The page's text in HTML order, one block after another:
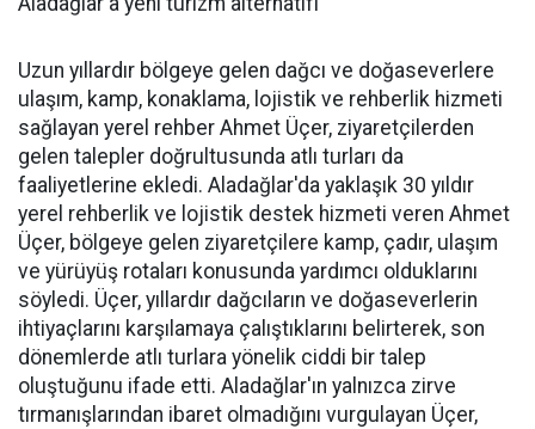
Uzun yıllardır bölgeye gelen dağcı ve doğaseverlere
ulaşım, kamp, konaklama, lojistik ve rehberlik hizmeti
sağlayan yerel rehber Ahmet Üçer, ziyaretçilerden
gelen talepler doğrultusunda atlı turları da
faaliyetlerine ekledi. Aladağlar'da yaklaşık 30 yıldır
yerel rehberlik ve lojistik destek hizmeti veren Ahmet
Üçer, bölgeye gelen ziyaretçilere kamp, çadır, ulaşım
ve yürüyüş rotaları konusunda yardımcı olduklarını
söyledi. Üçer, yıllardır dağcıların ve doğaseverlerin
ihtiyaçlarını karşılamaya çalıştıklarını belirterek, son
dönemlerde atlı turlara yönelik ciddi bir talep
oluştuğunu ifade etti. Aladağlar'ın yalnızca zirve
tırmanışlarından ibaret olmadığını vurgulayan Üçer,